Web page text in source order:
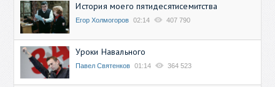
История моего пятидесятисемитства
Егор Холмогоров 02:14 407 790
Уроки Навального
Павел Святенков 01:14 364 523